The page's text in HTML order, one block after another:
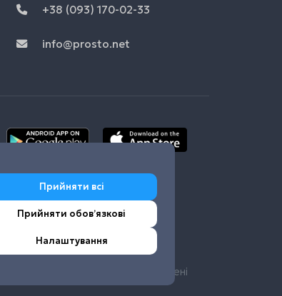
+38 (093) 170-02-33
info@prosto.net
© Prosto.net 2026 Усі права захищені
Прийняти всі
Прийняти обовʼязкові
Налаштування